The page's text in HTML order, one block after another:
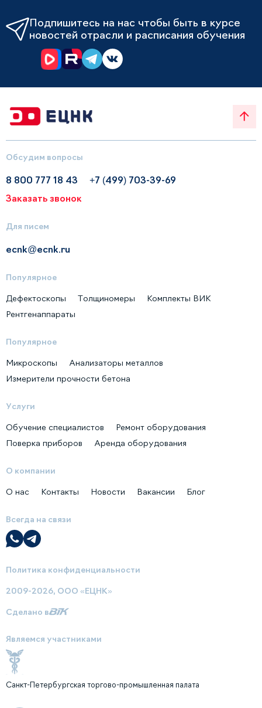
Подпишитесь на нас чтобы быть в курсе
новостей отрасли и расписания обучения
Обсудим вопросы
8 800 777 18 43
+7 (499) 703-39-69
Заказать звонок
Для писем
ecnk@ecnk.ru
Популярное
Дефектоскопы Толщиномеры
Комплекты ВИК
Рентгенаппараты
Популярное
Микроскопы
Анализаторы металлов
Измерители прочности бетона
Услуги
Обучение специалистов
Ремонт оборудования
Поверка приборов
Аренда оборудования
О компании
О нас Контакты Новости Вакансии Блог
Всегда на связи
Политика конфиденциальности
2009-2026, ООО «ЕЦНК»
Сделано в
Являемся участниками
Санкт-Петербургская торгово-промышленная палата